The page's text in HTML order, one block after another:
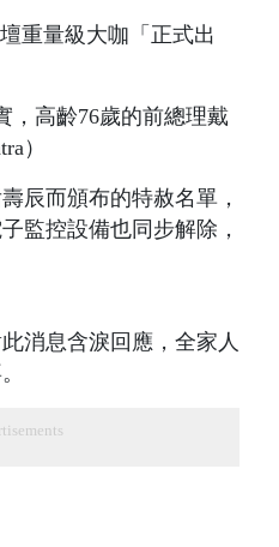
，高齡76歲的前總理戴
）
辰而頒布的特赦名單，
監控設備也同步解除，
消息含淚回應，全家人